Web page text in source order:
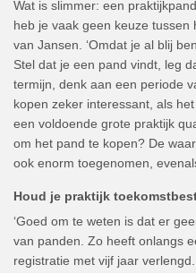
Wat is slimmer: een
heb je vaak geen keuze tussen
van Jansen. ‘Omdat je al blij
Stel dat je een pand vindt, leg
termijn, denk aan een periode
kopen zeker interessant, als
een voldoende grote praktijk
om het pand te kopen? De
ook enorm toegenomen,
Houd je praktijk
‘Goed om te weten is dat er
van panden. Zo heeft onlangs
registratie met vijf jaar